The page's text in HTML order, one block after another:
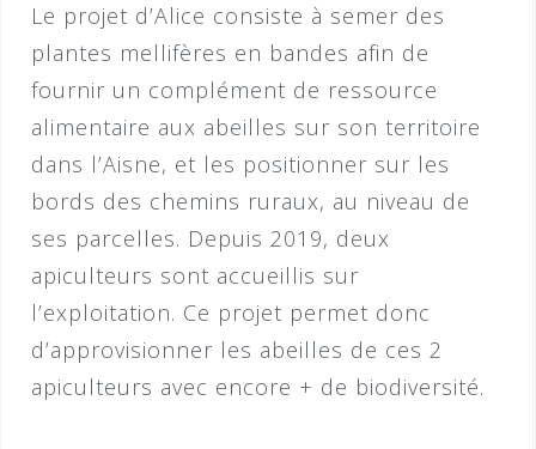
Le projet d’Alice consiste à semer des
plantes mellifères en bandes afin de
fournir un complément de ressource
alimentaire aux abeilles sur son territoire
dans l’Aisne, et les positionner sur les
bords des chemins ruraux, au niveau de
ses parcelles. Depuis 2019, deux
apiculteurs sont accueillis sur
l’exploitation. Ce projet permet donc
d’approvisionner les abeilles de ces 2
apiculteurs avec encore + de biodiversité.